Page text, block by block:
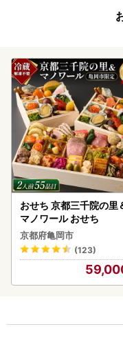
おせち 京都三千院の里
マノワール おせち
京都府亀岡市
(123)